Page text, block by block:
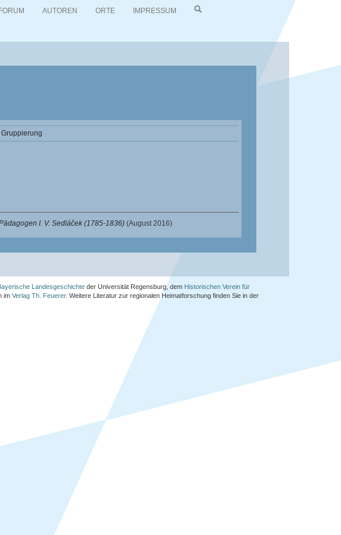
AUTOREN ORTE IMPRESSUM
Gruppierung
I. V. Sedláček (1785-1836) (August 2016)
Landesgeschichte der Universität Regensburg, dem Historischen Verein für
im Verlag Th. Feuerer. Weitere Literatur zur regionalen Heimatforschung finden Sie in der